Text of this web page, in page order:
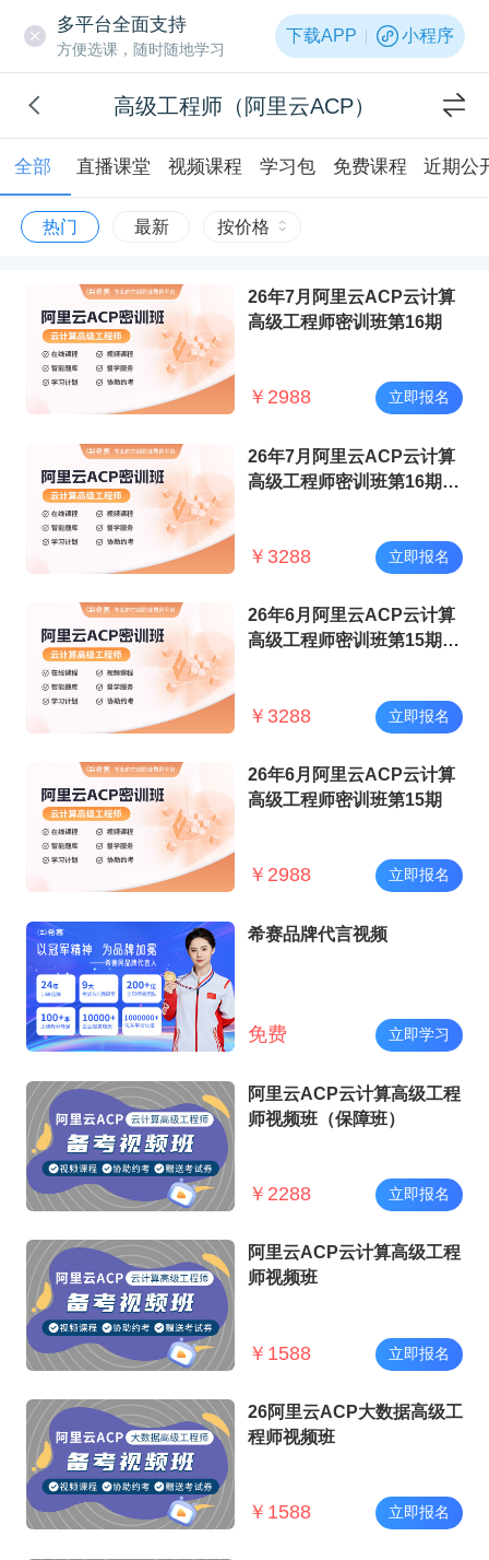
多平台全面支持
方便选课，随时随地学习
下载APP 小程序
高级工程师（阿里云ACP）
全部 直播课堂 视频课程 学习包 免费课程 近期公
热门 最新 按价格
26年7月阿里云ACP云计算
高级工程师密训班第16期
￥ 2988 立即报名
26年7月阿里云ACP云计算
高级工程师密训班第16期
￥ 3288 立即报名
26年6月阿里云ACP云计算
高级工程师密训班第15期
￥ 3288 立即报名
26年6月阿里云ACP云计算
高级工程师密训班第15期
￥ 2988 立即报名
希赛品牌代言视频
免费 立即学习
阿里云ACP云计算高级工程
师视频班（保障班）
￥ 2288 立即报名
阿里云ACP云计算高级工程
师视频班
￥ 1588 立即报名
26阿里云ACP大数据高级工
程师视频班
￥ 1588 立即报名